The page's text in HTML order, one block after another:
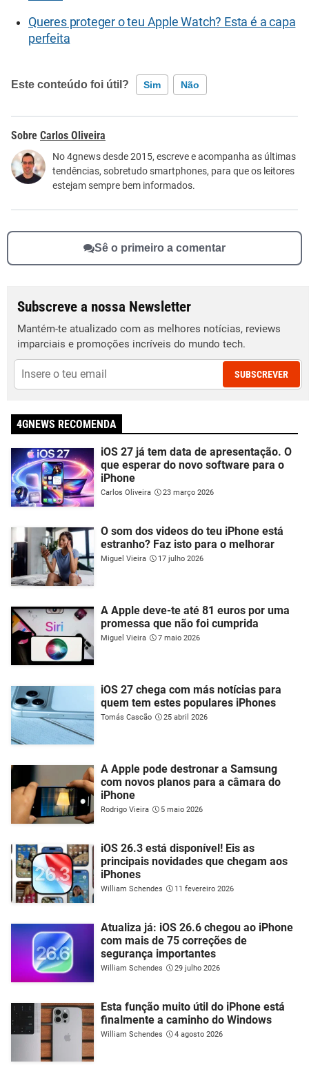
Queres proteger o teu Apple Watch? Esta é a capa
perfeita
Este conteúdo foi útil? Sim Não
Este conteúdo contém informação incorreta
Este conteúdo não tem a informação que procuro
Outro
Carlos Oliveira
No 4gnews desde 2015, escreve e acompanha as últimas
tendências, sobretudo smartphones, para que os leitores
estejam sempre bem informados.
Sê o primeiro a comentar
Subscreve a nossa Newsletter
Mantém-te atualizado com as melhores notícias, reviews
imparciais e promoções incríveis do mundo tech.
SUBSCREVER
4GNEWS RECOMENDA
iOS 27 já tem data de apresentação. O
que esperar do novo software para o
iPhone
Carlos Oliveira 23 março 2026
O som dos videos do teu iPhone está
estranho? Faz isto para o melhorar
Miguel Vieira 17 julho 2026
A Apple deve-te até 81 euros por uma
promessa que não foi cumprida
Miguel Vieira 7 maio 2026
iOS 27 chega com más notícias para
quem tem estes populares iPhones
Tomás Cascão 25 abril 2026
A Apple pode destronar a Samsung
com novos planos para a câmara do
iPhone
Rodrigo Vieira 5 maio 2026
iOS 26.3 está disponível! Eis as
principais novidades que chegam aos
iPhones
William Schendes 11 fevereiro 2026
Atualiza já: iOS 26.6 chegou ao iPhone
com mais de 75 correções de
segurança importantes
William Schendes 29 julho 2026
Esta função muito útil do iPhone está
finalmente a caminho do Windows
William Schendes 4 agosto 2026